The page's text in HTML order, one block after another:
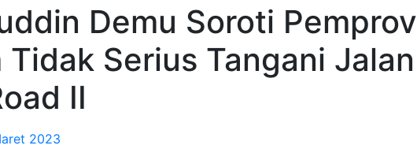
Demu Soroti Pemprov
Tidak Serius Tangani Jalan
II
2023